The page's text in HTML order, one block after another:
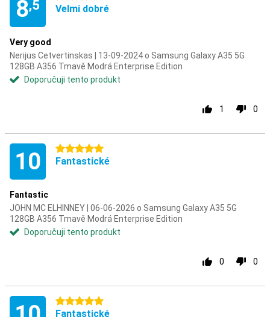
8,5 Velmi dobré
Very good
Nerijus Cetvertinskas | 13-09-2024 o Samsung Galaxy A35 5G
128GB A356 Tmavě Modrá Enterprise Edition
Doporučuji tento produkt
1 0
10 5 hvězdičky
Fantastické
Fantastic
JOHN MC ELHINNEY | 06-06-2026 o Samsung Galaxy A35 5G
128GB A356 Tmavě Modrá Enterprise Edition
Doporučuji tento produkt
0 0
5 hvězdičky
Fantastické